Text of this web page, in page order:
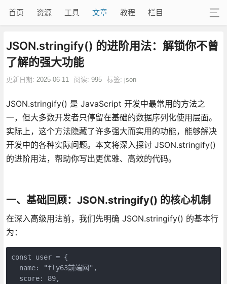
首页 资源 工具 文章 教程 栏目
JSON.stringify() 的进阶用法：解锁你不曾
了解的强大功能
更新日期: 2025-06-11 阅读: 995 标签: json
JSON.stringify() 是 JavaScript 开发中最常用的方法之
一，但大多数开发者只停留在基础的数据序列化使用层面。
实际上，这个方法隐藏了许多强大而实用的功能，能够解决
开发中的各种实际问题。本文将深入探讨 JSON.stringify()
的进阶用法，帮助你写出更优雅、高效的代码。
一、基础回顾：JSON.stringify() 的核心机制
在深入高级用法前，我们先明确 JSON.stringify() 的基本行
为：
const user = {
  name: "fly63前端网",
  score: 89,